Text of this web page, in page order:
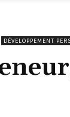
DÉVELOPPEMENT